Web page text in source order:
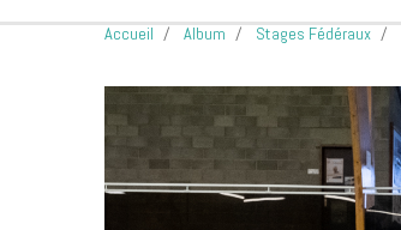
Accueil Album Stages Fédéraux